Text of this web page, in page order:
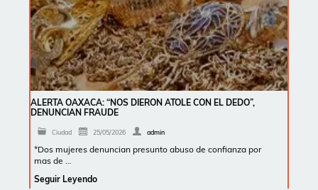
ALERTA OAXACA: “NOS DIERON ATOLE CON EL DEDO”,
DENUNCIAN FRAUDE
Ciudad 25/05/2026 admin
*Dos mujeres denuncian presunto abuso de confianza por
mas de …
Seguir Leyendo